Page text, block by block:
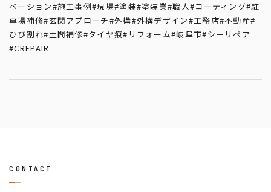
ベーション#施工事例#現場#塗装#塗装業#職人#コーティング#駐
車場補修#玄関アプローチ#外構#外構デザイン#工務店#不動産#
ひび割れ#土間補修#タイヤ痕#リフォーム#岐阜市#シーリペア
#CREPAIR
CONTACT